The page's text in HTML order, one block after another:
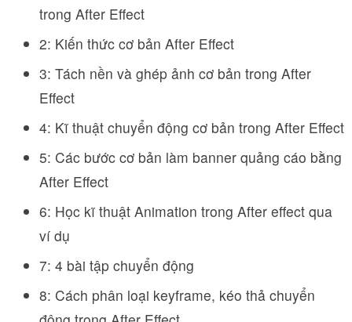
trong After Effect
2: Kiến thức cơ bản After Effect
3: Tách nền và ghép ảnh cơ bản trong After
Effect
4: Kĩ thuật chuyển động cơ bản trong After Effect
5: Các bước cơ bản làm banner quảng cáo bằng
After Effect
6: Học kĩ thuật Animation trong After effect qua
ví dụ
7: 4 bài tập chuyển động
8: Cách phân loại keyframe, kéo thả chuyển